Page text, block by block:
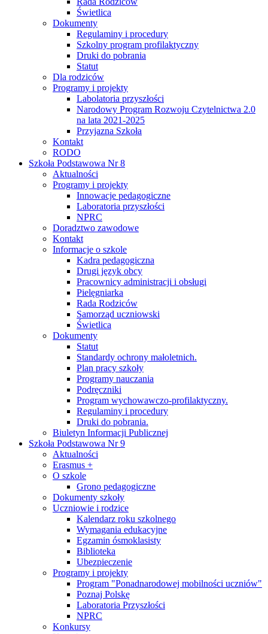
Świetlica
Dokumenty
Regulaminy i procedury
Szkolny program profilaktyczny
Druki do pobrania
Statut
Dla rodziców
Programy i projekty
Labolatoria przyszłości
Narodowy Program Rozwoju Czytelnictwa 2.0
na lata 2021-2025
Przyjazna Szkoła
Kontakt
RODO
Szkoła Podstawowa Nr 8
Aktualności
Programy i projekty
Innowacje pedagogiczne
Laboratoria przyszłości
NPRC
Doradztwo zawodowe
Kontakt
Informacje o szkole
Kadra pedagogiczna
Drugi język obcy
Pracownicy administracji i obsługi
Pielęgniarka
Rada Rodziców
Samorząd uczniowski
Świetlica
Dokumenty
Statut
Standardy ochrony małoletnich.
Plan pracy szkoły
Programy nauczania
Podręczniki
Program wychowawczo-profilaktyczny.
Regulaminy i procedury
Druki do pobrania.
Biuletyn Informacji Publicznej
Szkoła Podstawowa Nr 9
Aktualności
Erasmus +
O szkole
Grono pedagogiczne
Dokumenty szkoły
Uczniowie i rodzice
Kalendarz roku szkolnego
Wymagania edukacyjne
Egzamin ósmoklasisty
Biblioteka
Ubezpieczenie
Programy i projekty
Program "Ponadnarodowej mobilności uczniów"
Poznaj Polskę
Laboratoria Przyszłości
NPRC
Konkursy